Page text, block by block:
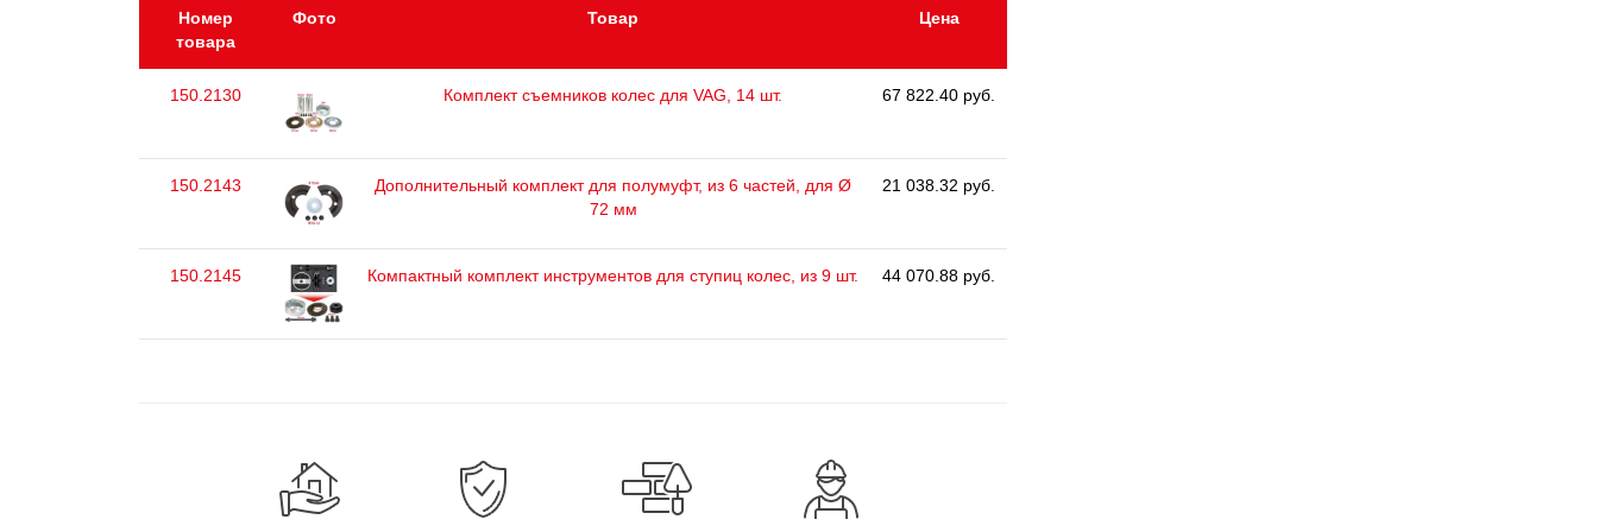
Номер
товара
Фото Товар Цена
150.2130 Комплект съемников колес для VAG, 14 шт. 67 822.40 руб.
150.2143
Дополнительный комплект для полумуфт, из 6 частей, для Ø
72 мм
21 038.32 руб.
150.2145 Компактный комплект инструментов для ступиц колес, из 9 шт. 44 070.88 руб.